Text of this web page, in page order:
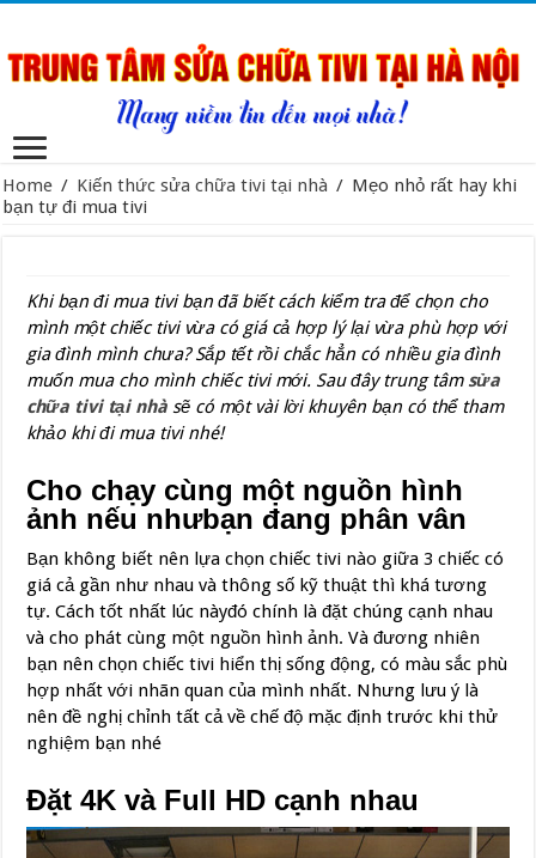
Home / Kiến thức sửa chữa tivi tại nhà / Mẹo nhỏ rất hay khi
bạn tự đi mua tivi
Khi bạn đi mua tivi bạn đã biết cách kiểm tra để chọn cho
mình một chiếc tivi vừa có giá cả hợp lý lại vừa phù hợp với
gia đình mình chưa? Sắp tết rồi chắc hẳn có nhiều gia đình
muốn mua cho mình chiếc tivi mới. Sau đây trung tâm sửa
chữa tivi tại nhà sẽ có một vài lời khuyên bạn có thể tham
khảo khi đi mua tivi nhé!
Cho chạy cùng một nguồn hình
ảnh nếu nhưbạn đang phân vân
Bạn không biết nên lựa chọn chiếc tivi nào giữa 3 chiếc có
giá cả gần như nhau và thông số kỹ thuật thì khá tương
tự. Cách tốt nhất lúc nàyđó chính là đặt chúng cạnh nhau
và cho phát cùng một nguồn hình ảnh. Và đương nhiên
bạn nên chọn chiếc tivi hiển thị sống động, có màu sắc phù
hợp nhất với nhãn quan của mình nhất. Nhưng lưu ý là
nên đề nghị chỉnh tất cả về chế độ mặc định trước khi thử
nghiệm bạn nhé
Đặt 4K và Full HD cạnh nhau